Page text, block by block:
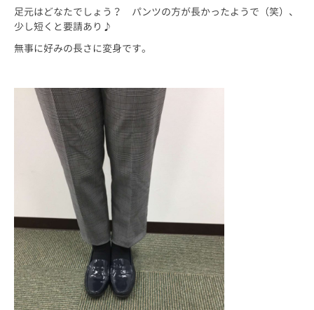
足元はどなたでしょう？ パンツの方が長かったようで（笑）、
少し短くと要請あり♪
無事に好みの長さに変身です。